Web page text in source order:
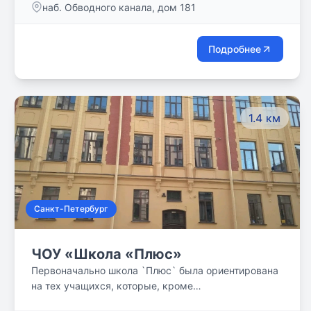
наб. Обводного канала, дом 181
Подробнее
1.4 км
Санкт-Петербург
ЧОУ «Школа «Плюс»
Первоначально школа `Плюс` была ориентирована
на тех учащихся, которые, кроме